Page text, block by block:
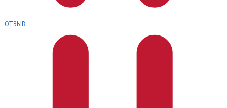
ОТЗЫВ